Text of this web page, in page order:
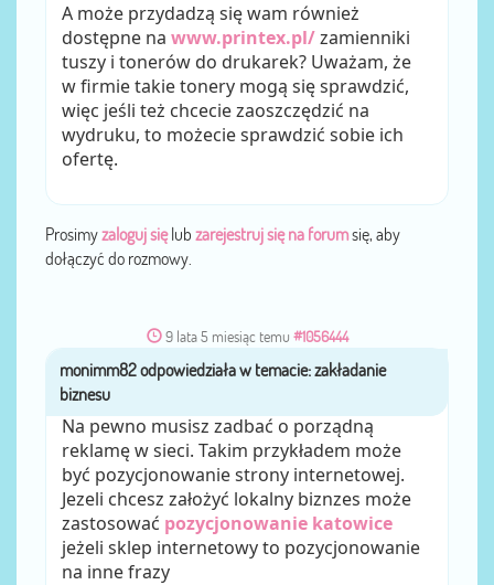
A może przydadzą się wam również
dostępne na www.printex.pl/zamienniki
tuszy i tonerów do drukarek? Uważam, że
w firmie takie tonery mogą się sprawdzić,
więc jeśli też chcecie zaoszczędzić na
wydruku, to możecie sprawdzić sobie ich
ofertę.
Prosimyzaloguj sięlub zarejestruj się na forumsię, aby
dołączyć do rozmowy.
9 lata 5 miesiąc temu #1056444
przezmonimm82
Na pewno musisz zadbać o porządną
reklamę w sieci. Takim przykładem może
być pozycjonowanie strony internetowej.
Jezeli chcesz założyć lokalny biznzes może
zastosować pozycjonowanie katowice
jeżeli sklep internetowy to pozycjonowanie
na inne frazy